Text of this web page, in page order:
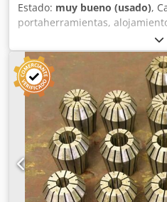
Estado: muy bueno (usado),
portaherramientas,
de herramientas, alojamiento
fresado, casquillos de
Tamaños: varios -Venta: solo